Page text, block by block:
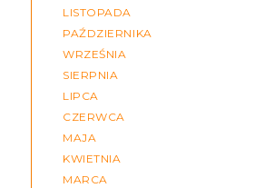
LISTOPADA
PAŹDZIERNIKA
WRZEŚNIA
SIERPNIA
LIPCA
CZERWCA
MAJA
KWIETNIA
MARCA